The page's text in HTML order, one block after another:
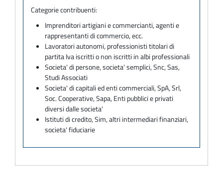
Categorie contribuenti:
Imprenditori artigiani e commercianti, agenti e
rappresentanti di commercio, ecc.
Lavoratori autonomi, professionisti titolari di
partita Iva iscritti o non iscritti in albi professionali
Societa' di persone, societa' semplici, Snc, Sas,
Studi Associati
Societa' di capitali ed enti commerciali, SpA, Srl,
Soc. Cooperative, Sapa, Enti pubblici e privati
diversi dalle societa'
Istituti di credito, Sim, altri intermediari finanziari,
societa' fiduciarie